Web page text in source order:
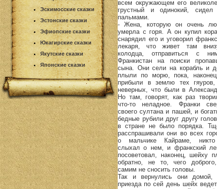
Эскимосские сказки
Эстонские сказки
Эфиопские сказки
Юкагирские сказки
Якутские сказки
Японские сказки
всем окружающем его
грустный и одинокий, сидел
пальмами.
- Жена, которую он очень
умерла с горя. А он купил
снарядил его и уговорил
лекаря, что живет там
колодца, отправиться с
Франкистан на поиски
сына. Они сели на корабль и
плыли по морю, пока,
прибыли в землю тех гяуров,
неверных, что были в
Но там, говорят, как раз
что-то неладное. Франки
своего султана и пашей, и
бедные рубили друг другу
в стране не было порядка.
расспрашивали они во всех
о мальчике Кайраме,
слыхал о нем, и франкский
посоветовал, наконец, шейху
обратно, не то, чего
самим не сносить головы.
Так и вернулись они
приезда по сей день шейх